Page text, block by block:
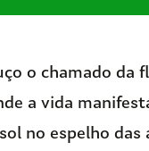
o chamado da
a vida
no espelho das